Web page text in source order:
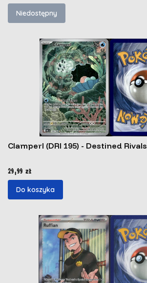
Niedostępny
Clamperl (DRI 195) - Destined Rivals
Cena
29,99 zł
Do koszyka